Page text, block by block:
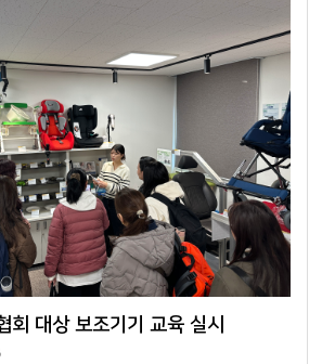
회 대상 보조기기 교육 실시